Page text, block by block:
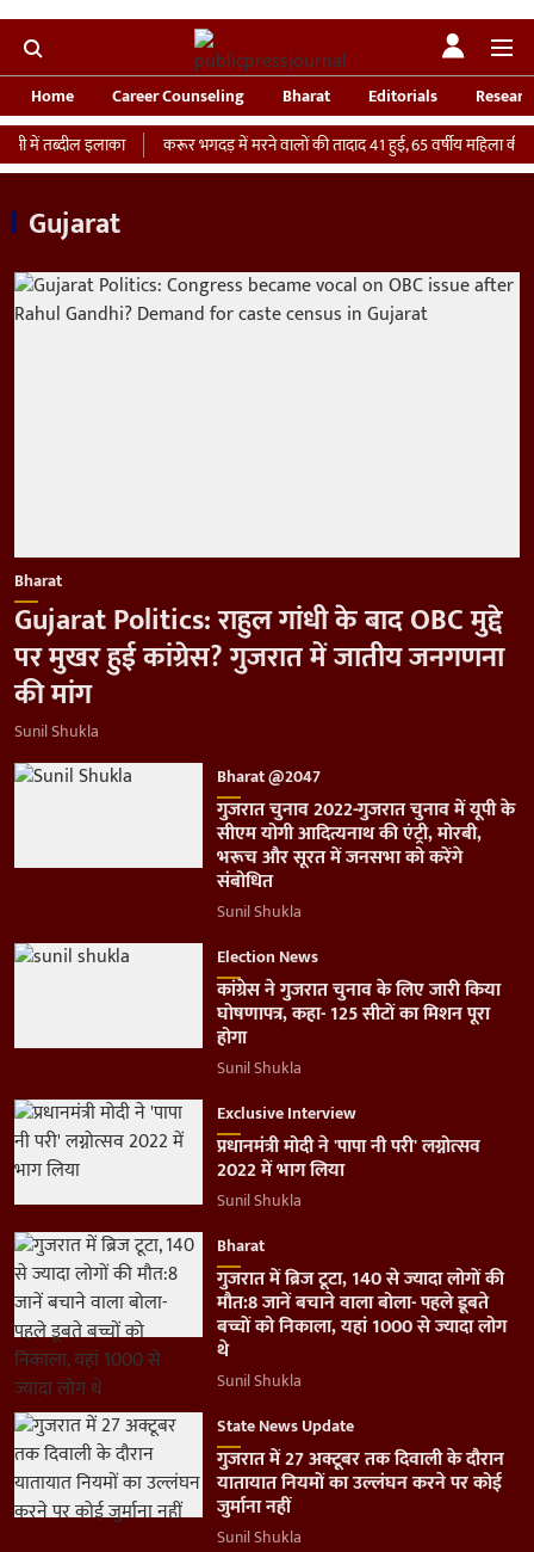
Home Career Counseling Bharat Editorials
में तब्दील इलाका
करूर भगदड़ में मरने वालों की तादाद 41 हुई, 65 वर्षीय महिला की
Gujarat
Bharat
Gujarat Politics: राहुल गांधी के बाद OBC मुद्दे
पर मुखर हुई कांग्रेस? गुजरात में जातीय जनगणना
की मांग
Sunil Shukla
Bharat @2047
गुजरात चुनाव 2022-गुजरात चुनाव में यूपी के
सीएम योगी आदित्यनाथ की एंट्री, मोरबी,
भरूच और सूरत में जनसभा को करेंगे
संबोधित
Sunil Shukla
Election News
कांग्रेस ने गुजरात चुनाव के लिए जारी किया
घोषणापत्र, कहा- 125 सीटों का मिशन पूरा
होगा
Sunil Shukla
Exclusive Interview
प्रधानमंत्री मोदी ने 'पापा नी परी' लग्नोत्सव
2022 में भाग लिया
Sunil Shukla
Bharat
गुजरात में ब्रिज टूटा, 140 से ज्यादा लोगों की
मौत:8 जानें बचाने वाला बोला- पहले डूबते
बच्चों को निकाला, यहां 1000 से ज्यादा लोग
थे
Sunil Shukla
State News Update
गुजरात में 27 अक्टूबर तक दिवाली के दौरान
यातायात नियमों का उल्लंघन करने पर कोई
जुर्माना नहीं
Sunil Shukla